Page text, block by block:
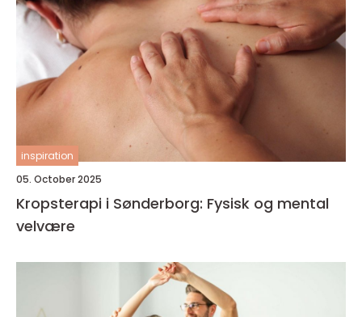
inspiration
05. October 2025
Kropsterapi i Sønderborg: Fysisk og mental
velvære